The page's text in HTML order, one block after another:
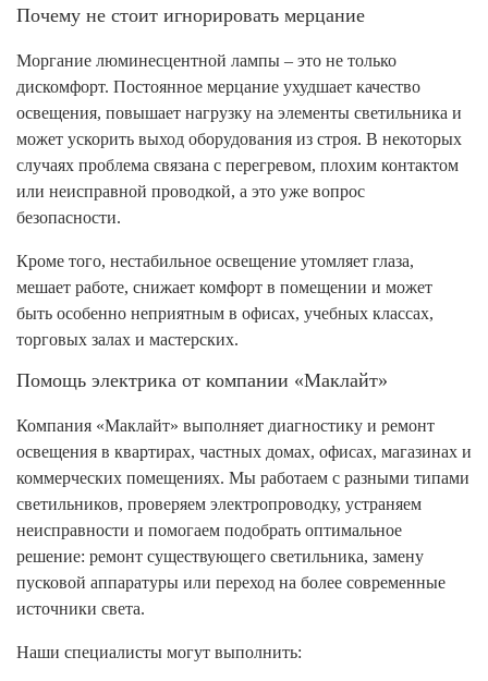
Почему не стоит игнорировать мерцание
Моргание люминесцентной лампы – это не только
дискомфорт. Постоянное мерцание ухудшает качество
освещения, повышает нагрузку на элементы светильника и
может ускорить выход оборудования из строя. В некоторых
случаях проблема связана с перегревом, плохим контактом
или неисправной проводкой, а это уже вопрос
безопасности.
Кроме того, нестабильное освещение утомляет глаза,
мешает работе, снижает комфорт в помещении и может
быть особенно неприятным в офисах, учебных классах,
торговых залах и мастерских.
Помощь электрика от компании «Маклайт»
Компания «Маклайт» выполняет диагностику и ремонт
освещения в квартирах, частных домах, офисах, магазинах и
коммерческих помещениях. Мы работаем с разными типами
светильников, проверяем электропроводку, устраняем
неисправности и помогаем подобрать оптимальное
решение: ремонт существующего светильника, замену
пусковой аппаратуры или переход на более современные
источники света.
Наши специалисты могут выполнить: